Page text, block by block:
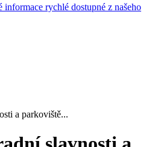
informace rychlé dostupné z našeho
a parkoviště...